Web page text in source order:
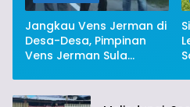
Jangkau Vens Jerman di
Desa-Desa, Pimpinan
Vens Jerman Sula
Pawai